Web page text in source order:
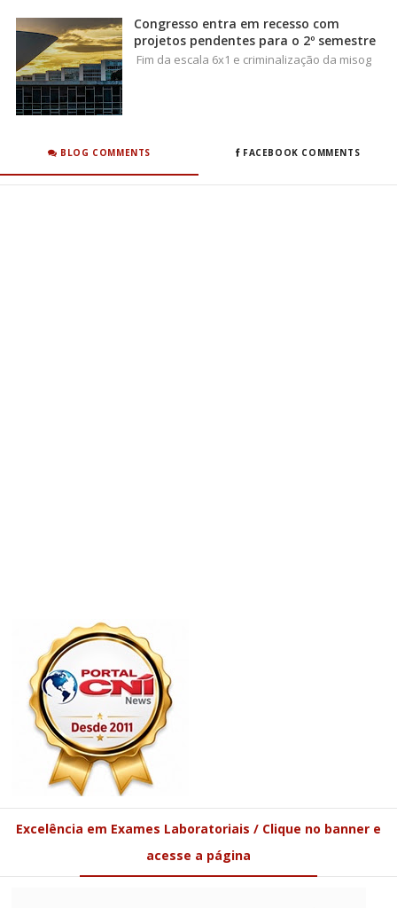
Congresso entra em recesso com
projetos pendentes para o 2º semestre
Fim da escala 6x1 e criminalização da misog
BLOG COMMENTS FACEBOOK COMMENTS
Excelência em Exames Laboratoriais / Clique no banner e
acesse a página